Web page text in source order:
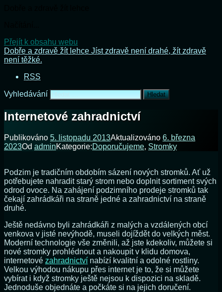
Přejít k obsahu webu
Dobře a zdravě žít lehce Jíst zdravě není drahé, žít zdravě
není těžké.
RSS
Vyhledávání
Internetové zahradnictví
Publikováno 5. listopadu 2013Aktualizováno 6. března
2023Od adminKategorie:Doporučujeme, Stromky
Podzim je tradičním obdobím sázení nových stromků. Ať už
potřebujete nahradit starý strom nebo doplnit sortiment svých
odrod ovoce. Na zahájení podzimního prodeje stromků tak
čekají zahrádkáři na straně jedné a zahradnictví na straně
druhé.
Ještě nedávno byli zahrádkáři z malých a vzdálených obcí
venkova v jisté nevýhodě, museli dojíždět do velkých měst.
Moderní technologie vše změnili, až jste kdekoliv, můžete si
nové stromky prohlédnout a nakoupit v klidu domova,
internetové zahradnictví nabízí kvalitní a odolné rostliny.
Velkou výhodou nákupu přes internet je to, že si můžete
vybírat i když stromky ještě nejsou k dispozici na skladě.
Jednoduše objednáte a počkáte si na jejich doručení.